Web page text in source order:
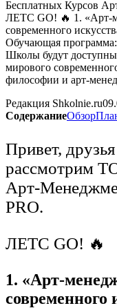
Бесплатных Курсов
ЛЕТС GO! 🔥 1. «Арт-
современного
Обучающая программа:
Школы будут доступны
мирового
философии и арт-
Редакция Shkolnie.ru
СодержаниеОбзор
Привет,
рассмотрим
Арт-
PRO.
ЛЕТС GO! 🔥
1. «Арт-
современного